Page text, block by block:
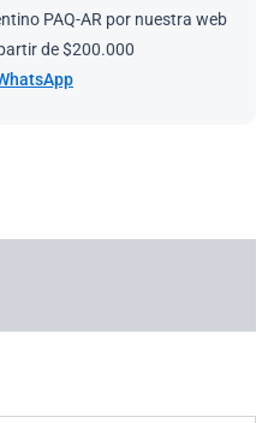
PAQ-AR por nuestra web
de $200.000